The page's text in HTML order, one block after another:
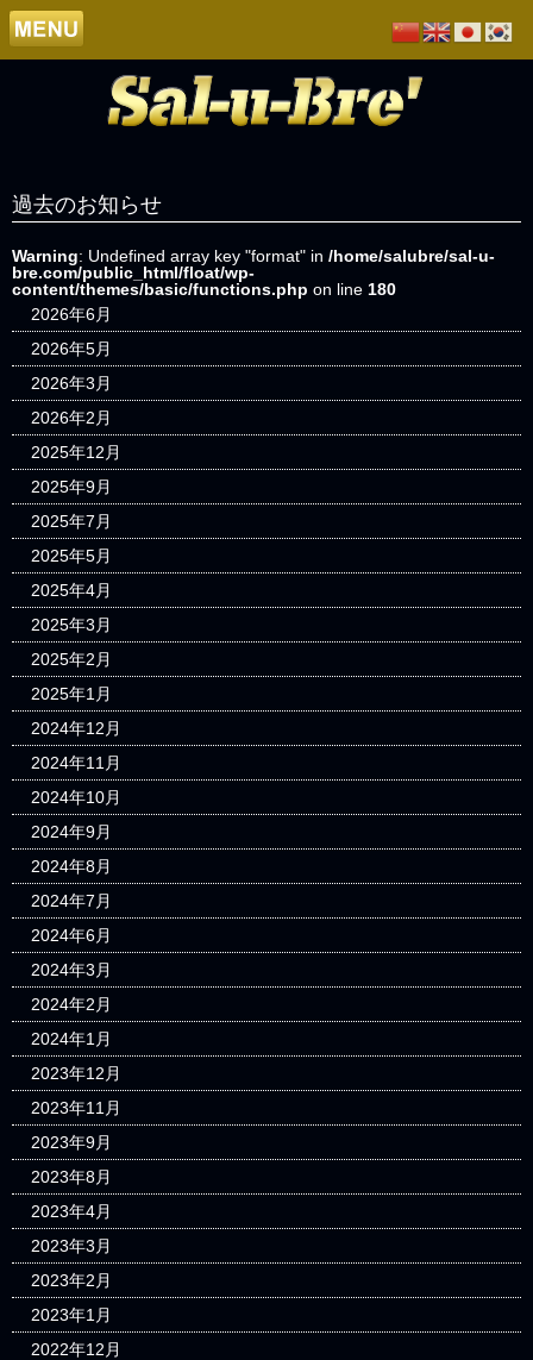
過去のお知らせ
Warning: Undefined array key "format" in /home/salubre/sal-u-
bre.com/public_html/float/wp-
content/themes/basic/functions.php on line 180
2026年6月
2026年5月
2026年3月
2026年2月
2025年12月
2025年9月
2025年7月
2025年5月
2025年4月
2025年3月
2025年2月
2025年1月
2024年12月
2024年11月
2024年10月
2024年9月
2024年8月
2024年7月
2024年6月
2024年3月
2024年2月
2024年1月
2023年12月
2023年11月
2023年9月
2023年8月
2023年4月
2023年3月
2023年2月
2023年1月
2022年12月